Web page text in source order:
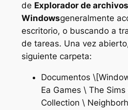
de Explorador de
Windowsgeneralmente
escritorio, o buscando a
de tareas. Una vez
siguiente carpeta:
Documentos
Ea Games \ The
Collection \